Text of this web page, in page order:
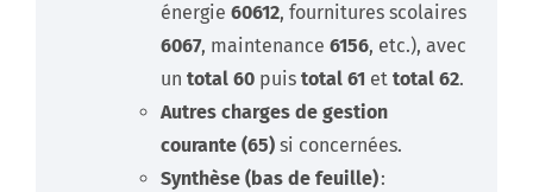
énergie 60612, fournitures scolaires
6067, maintenance 6156, etc.), avec
un total 60 puis total 61 et total 62.
Autres charges de gestion
courante (65) si concernées.
Synthèse (bas de feuille):